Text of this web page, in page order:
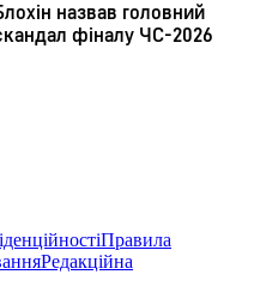
Правила
Редакційна